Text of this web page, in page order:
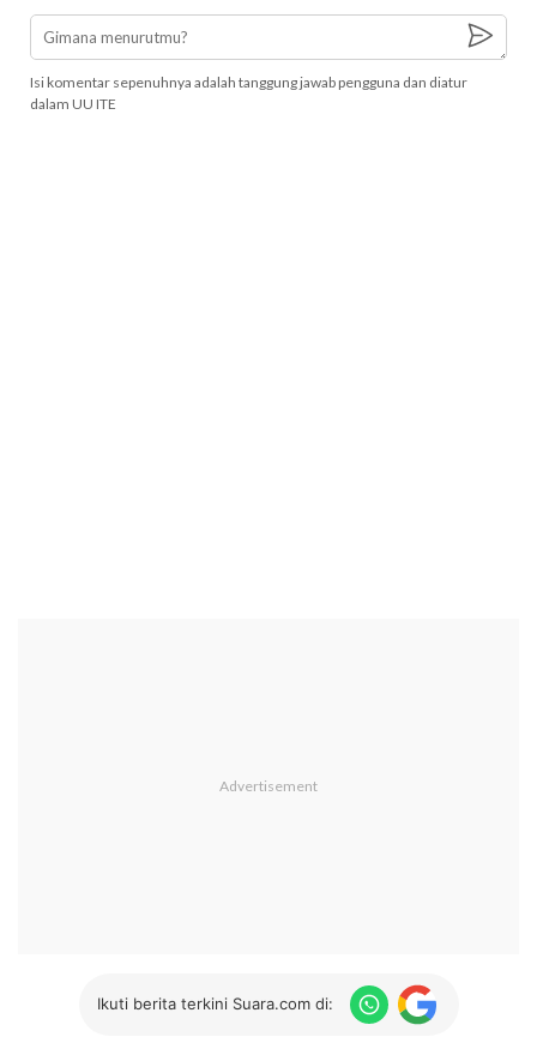
Isi komentar sepenuhnya adalah tanggung jawab pengguna dan diatur
dalam UU ITE
Ikuti berita terkini Suara.com di: